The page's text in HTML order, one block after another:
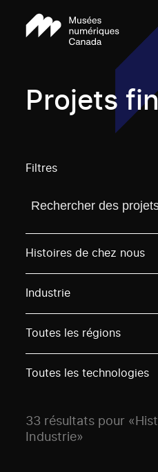
Projets
Filtres
Trouvez un projetVous
Histoires de chez nous
Industrie
Toutes les régions
Toutes les technologies
33 résultats pour
Industrie»